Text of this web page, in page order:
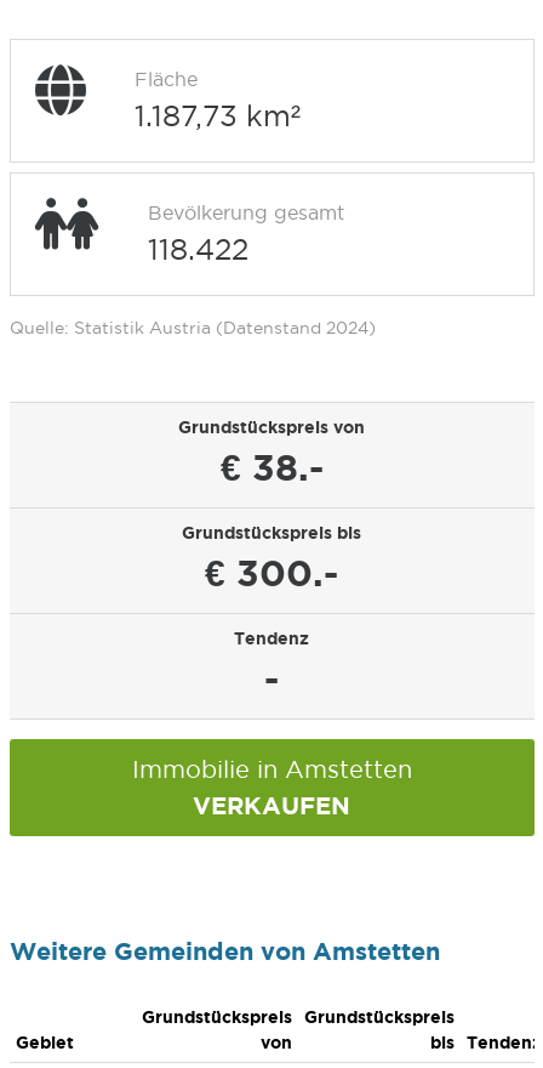
Fläche
1.187,73 km²
Bevölkerung gesamt
118.422
Quelle: Statistik Austria (Datenstand 2024)
Grundstückspreis von
€ 38.-
Grundstückspreis bis
€ 300.-
Tendenz
-
Immobilie in Amstetten
VERKAUFEN
Weitere Gemeinden von Amstetten
Gebiet
Grundstückspreis
von
Grundstückspreis
bis
Tendenz